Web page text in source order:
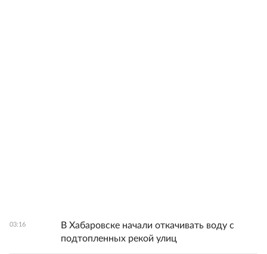
03:16
В Хабаровске начали откачивать воду с
подтопленных рекой улиц